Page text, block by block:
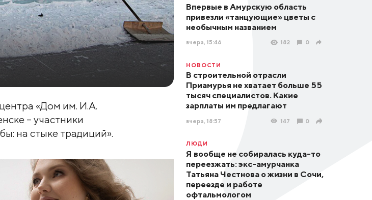
«Дом им. И.А.
– участники
на стыке традиций».
Впервые в Амурскую область
привезли «танцующие» цветы с
необычным названием
вчера, 15:46 182 0
НОВОСТИ
В строительной отрасли
Приамурья не хватает больше 55
тысяч специалистов. Какие
зарплаты им предлагают
вчера, 18:57 147 0
ЛЮДИ
Я вообще не собиралась куда-то
переезжать: экс-амурчанка
Татьяна Честнова о жизни в Сочи,
переезде и работе
офтальмологом